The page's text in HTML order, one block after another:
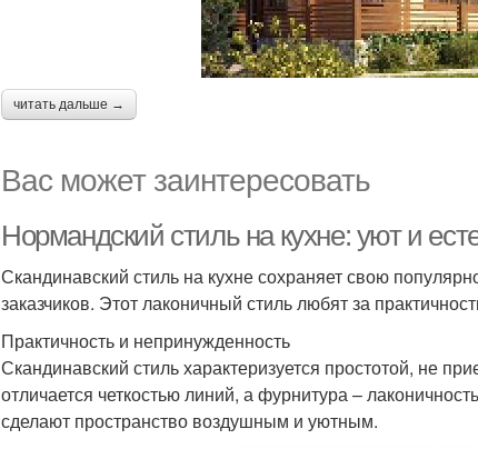
читать дальше →
Вас может заинтересовать
Нормандский стиль на кухне: уют и
Скандинавский стиль на кухне сохраняет свою
заказчиков. Этот лаконичный стиль любят за
Практичность и непринужденность
Скандинавский стиль характеризуется простотой, не
отличается четкостью линий, а фурнитура –
сделают пространство воздушным и уютным.